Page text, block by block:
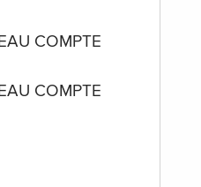
COMPTE
COMPTE